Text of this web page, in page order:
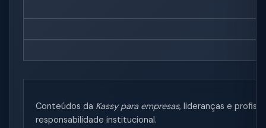
Conteúdos da Kassy para empresas, lideranças e
responsabilidade institucional.